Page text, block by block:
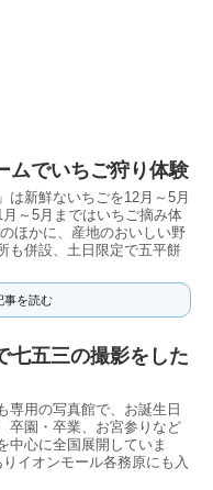
ムでいちご狩り体験
は新鮮ないちごを12月～5月
～5月まではいちご摘み体
ほかに、産地のおいしい野
も併設、土日限定で五平餅
事を読む
七五三の撮影をした
専用の写真館で、お誕生日
卒園・卒業、お宮参りなど
中心に全国展開していま
イオンモール各務原にも入